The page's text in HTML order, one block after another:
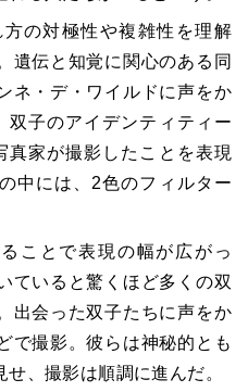
の対極性や複雑性を理解
遺伝と知覚に関心のある同
ネ・デ・ワイルドに声をか
双子のアイデンティティー
真家が撮影したことを表現
中には、2色のフィルター
ことで表現の幅が広がっ
ていると驚くほど多くの双
出会った双子たちに声をか
で撮影。彼らは神秘的とも
、撮影は順調に進んだ。